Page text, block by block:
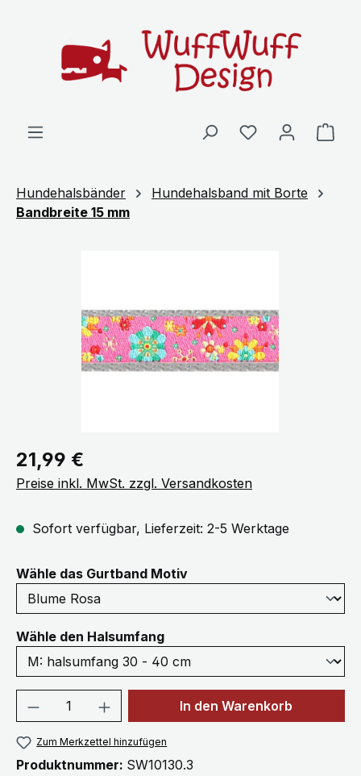
Hundehalsbänder
Hundehalsband mit Borte
Bandbreite 15 mm
Regulärer Preis:
21,99 €
Preise inkl. MwSt. zzgl. Versandkosten
Sofort verfügbar, Lieferzeit: 2-5 Werktage
Wähle das Gurtband Motivauswählen
Wähle den Halsumfangauswählen
Produkt Anzahl: Gib denIn den Warenkorb
Zum Merkzettel hinzufügen
Produktnummer: SW10130.3